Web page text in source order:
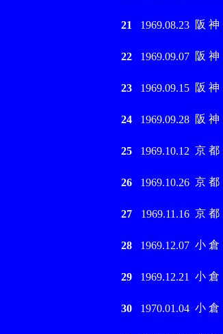
21 1969.08.23 阪 神
22 1969.09.07 阪 神
23 1969.09.15 阪 神
24 1969.09.28 阪 神
25 1969.10.12 京 都
26 1969.10.26 京 都
27 1969.11.16 京 都
28 1969.12.07 小 倉
29 1969.12.21 小 倉
30 1970.01.04 小 倉